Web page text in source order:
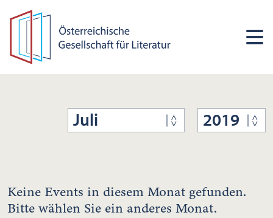
Juli 2019
Keine Events in diesem Monat gefunden.
Bitte wählen Sie ein anderes Monat.